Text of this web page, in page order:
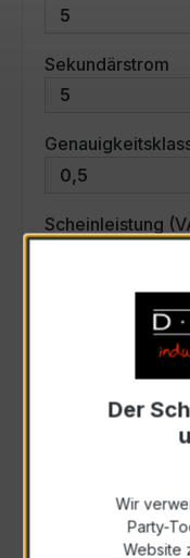
Sekundärstrom
Scheinleistung
Auswahl
35013
Zur
Der
Wir
Party-
Website